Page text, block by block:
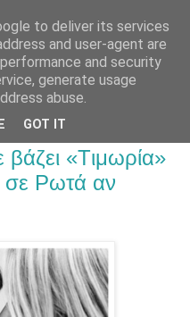
βάζει «Tιμωρία»
σε Pωτά αν
to deliver its services
and user-agent are
and security
generate usage
abuse.
GOT IT